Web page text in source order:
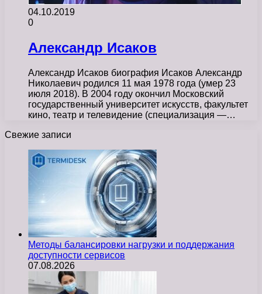
04.10.2019
0
Александр Исаков
Александр Исаков биография Исаков Александр
Николаевич родился 11 мая 1978 года (умер 23
июля 2018). В 2004 году окончил Московский
государственный университет искусств, факультет
кино, театр и телевидение (специализация —…
Свежие записи
Методы балансировки нагрузки и поддержания
доступности сервисов
07.08.2026